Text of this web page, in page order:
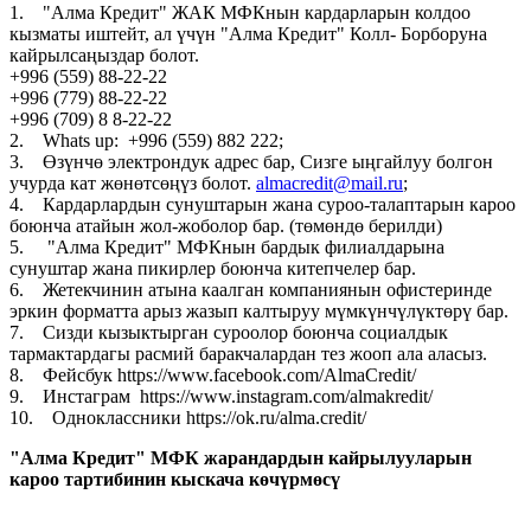
1. "Алма Кредит" ЖАК МФКнын кардарларын колдоо
кызматы иштейт, ал үчүн "Алма Кредит" Колл- Борборуна
кайрылсаңыздар болот.
+996 (559) 88-22-22
+996 (779) 88-22-22
+996 (709) 8 8-22-22
2. Whats up: +996 (559) 882 222;
3. Өзүнчө электрондук адрес бар, Сизге ыңгайлуу болгон
учурда кат жөнөтсөңүз болот. almacredit@mail.ru;
4. Кардарлардын сунуштарын жана суроо-талаптарын кароо
боюнча атайын жол-жоболор бар. (төмөндө берилди)
5. "Алма Кредит" МФКнын бардык филиалдарына
сунуштар жана пикирлер боюнча китепчелер бар.
6. Жетекчинин атына каалган компаниянын офистеринде
эркин форматта арыз жазып калтыруу мүмкүнчүлүктөрү бар.
7. Сизди кызыктырган суроолор боюнча социалдык
тармактардагы расмий баракчалардан тез жооп ала аласыз.
8. Фейсбук https://www.facebook.com/AlmaCredit/
9. Инстаграм https://www.instagram.com/almakredit/
10. Одноклассники https://ok.ru/alma.credit/
"Алма Кредит" МФК жарандардын кайрылууларын
кароо тартибинин кыскача көчүрмөсү